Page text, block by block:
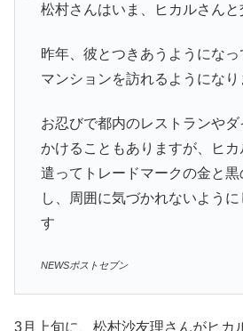
松村さんはいま、ヒカルさんと
昨年、彼とつきあうようにな
マンションを訪れるようになり
お忍びで都内のレストランや
かけることもありますが、ヒ
遣ってトレードマークの金と
し、周囲に気づかれないよう
す
NEWSポストセブン
3月上旬に、松村沙友理さんがヒカ